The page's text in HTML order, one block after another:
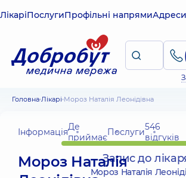
ЛікаріПослугиПрофільні напрямиАдреси
Головна Лікарі Мороз Наталія Леонідівна
ІнформаціяДе
приймаєПослуги546
відгуків
Мороз Наталія
Запис до
Мороз Наталія